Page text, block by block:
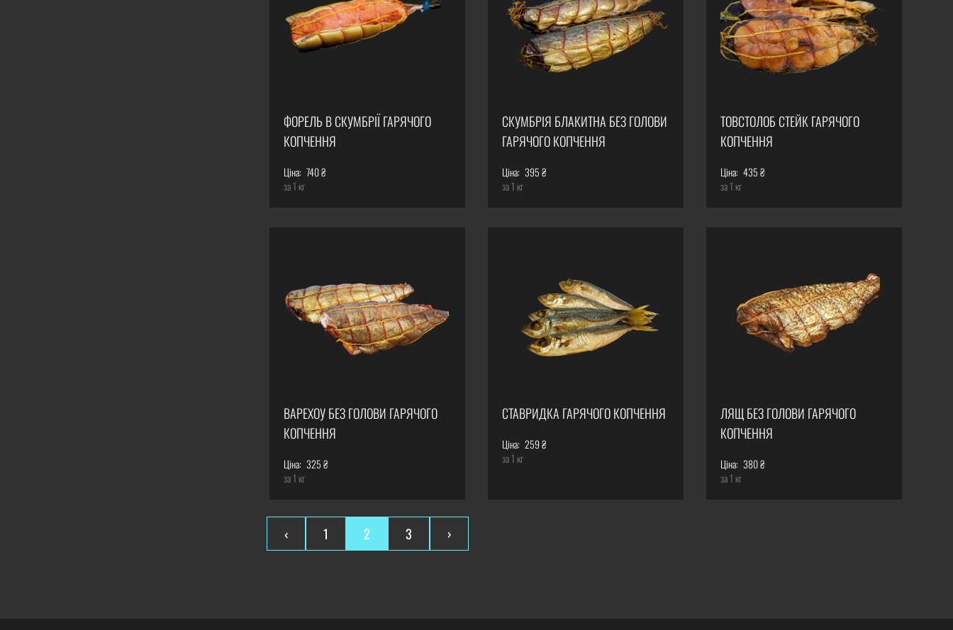
ФОРЕЛЬ В СКУМБРІЇ ГАРЯЧОГО
КОПЧЕННЯ
Ціна: 740 ₴
за 1 кг
СКУМБРІЯ БЛАКИТНА БЕЗ ГОЛОВИ
ГАРЯЧОГО КОПЧЕННЯ
Ціна: 395 ₴
за 1 кг
ТОВСТОЛОБ СТЕЙК ГАРЯЧОГО
КОПЧЕННЯ
Ціна: 435 ₴
за 1 кг
ВАРЕХОУ БЕЗ ГОЛОВИ ГАРЯЧОГО
КОПЧЕННЯ
Ціна: 325 ₴
за 1 кг
СТАВРИДКА ГАРЯЧОГО КОПЧЕННЯ
Ціна: 259 ₴
за 1 кг
ЛЯЩ БЕЗ ГОЛОВИ ГАРЯЧОГО
КОПЧЕННЯ
Ціна: 380 ₴
за 1 кг
‹ 1 2 3 ›